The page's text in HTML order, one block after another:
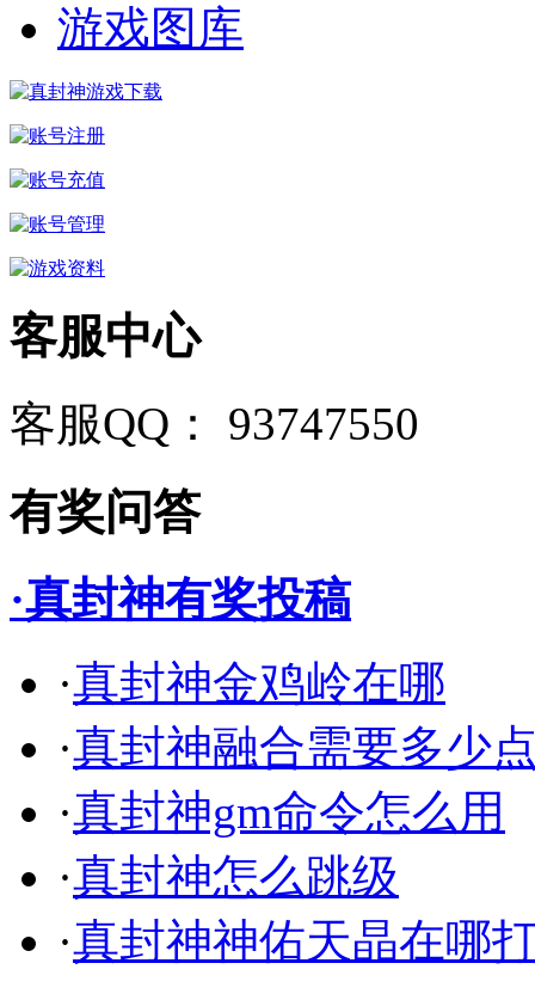
游戏图库
客服中心
客服QQ： 93747550
有奖问答
·真封神有奖投稿
·真封神金鸡岭在哪
·真封神融合需要多少
·真封神gm命令怎么用
·真封神怎么跳级
·真封神神佑天晶在哪